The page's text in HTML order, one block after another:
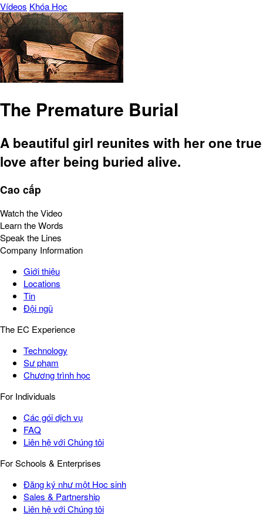
Vídeos Khóa Học
The Premature Burial
A beautiful girl reunites with her one true
love after being buried alive.
Cao cấp
Watch the Video
Learn the Words
Speak the Lines
Company Information
Giới thiệu
Locations
Tin
Đội ngũ
The EC Experience
Technology
Sư phạm
Chương trình học
For Individuals
Các gói dịch vụ
FAQ
Liên hệ với Chúng tôi
For Schools & Enterprises
Đăng ký như một Học sinh
Sales & Partnership
Liên hệ với Chúng tôi